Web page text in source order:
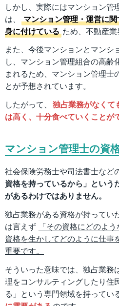
しかし、実際にはマンション管
は、
マンション管理・運営に
身に付けている ため、不動産業
また、今後マンションとマンシ
し、マンション管理組合の高齢
まれるため、マンション管理士
とが予想されています。
したがって、 独占業務がなくて
は高く、十分食べていくことが
マンション管理士の資
社会保険労務士や司法書士など
資格を持っているから」という
があるわけではありません。
独占業務がある資格が持ってい
は言えず
「その資格にどのよ
資格を生かしてどのように仕事
重要です。
そういった意味では、独占業務
理をコンサルティングしたり住
る」という専門領域を持ってい